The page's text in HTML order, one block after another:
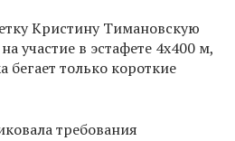
Кристину Тимановскую
участие в эстафете 4х400 м,
бегает только короткие
требования